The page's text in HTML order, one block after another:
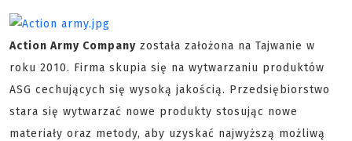
Action Army Company została założona na Tajwanie w
roku 2010. Firma skupia się na wytwarzaniu produktów
ASG cechujących się wysoką jakością. Przedsiębiorstwo
stara się wytwarzać nowe produkty stosując nowe
materiały oraz metody, aby uzyskać najwyższą możliwą